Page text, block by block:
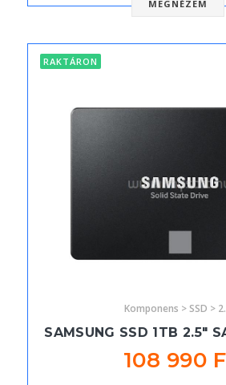
MEGNÉZEM
RAKTÁRON
Komponens > SSD >
SAMSUNG SSD 1TB 2.5"
108 990